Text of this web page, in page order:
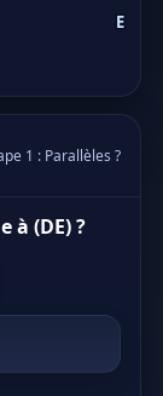
E
1 : Parallèles ?
à (DE) ?